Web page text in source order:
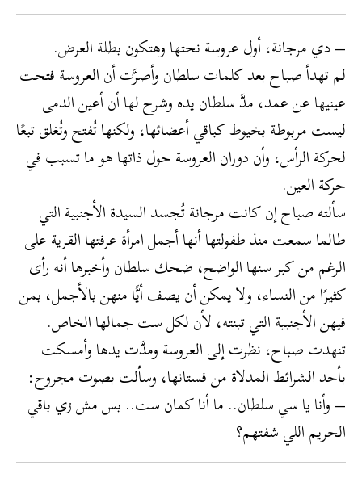
– دي مرجانة، أول عروسة نحتها وهتكون بطلة العرض.
لم تهدأ صباح بعد كلمات سلطان وأصرَّت أن العروسة فتحت
عينيها عن عمد، مدَّ سلطان يده وشرح لها أن أعين الدمى
ليست مربوطة بخيوط كباقي أعضائها، ولكنها تُفتح وتُغلق تبعًا
لحركة الرأس، وأن دوران العروسة حول ذاتها هو ما تسبب في
حركة العين.
سألته صباح إن كانت مرجانة تُجسد السيدة الأجنبية التي
طالما سمعت منذ طفولتها أنها أجمل امرأة عرفتها القرية على
الرغم من كبر سنها الواضح، ضحك سلطان وأخبرها أنه رأى
كثيرًا من النساء، ولا يمكن أن يصف أيًّا منهن بالأجمل، بمن
فيهن الأجنبية التي تبنته، لأن لكل ست جمالها الخاص.
تنهدت صباح، نظرت إلى العروسة ومدَّت يدها وأمسكت
بأحد الشرائط المدلاة من فستانها، وسألت بصوت مجروح:
– وأنا يا سي سلطان.. ما أنا كمان ست.. بس مش زي باقي
الحريم اللي شفتهم؟